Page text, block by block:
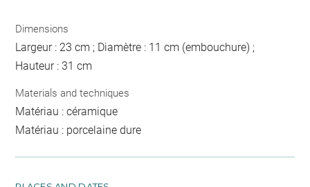
Dimensions
Largeur : 23 cm ; Diamètre : 11 cm (embouchure) ;
Hauteur : 31 cm
Materials and techniques
Matériau : céramique
Matériau : porcelaine dure